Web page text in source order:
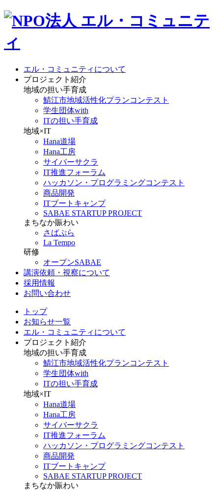
エル・コミュニティについて
プロジェクト紹介
地域の担い手育成
鯖江市地域活性化プランコンテスト
学生団体with
ITの担い手育成
地域×IT
Hana道場
Hana工房
サイバーサクラ
IT推進フォーラム
ハッカソン・プログラミングコンテスト
商品開発
ITブートキャンプ
SABAE STARTUP PROJECT
まちなか賑わい
さばぷら
La Tempo
研修
オープンSABAE
講演依頼・視察について
採用情報
お問い合わせ
トップ
お知らせ一覧
エル・コミュニティについて
プロジェクト紹介
地域の担い手育成
鯖江市地域活性化プランコンテスト
学生団体with
ITの担い手育成
地域×IT
Hana道場
Hana工房
サイバーサクラ
IT推進フォーラム
ハッカソン・プログラミングコンテスト
商品開発
ITブートキャンプ
SABAE STARTUP PROJECT
まちなか賑わい